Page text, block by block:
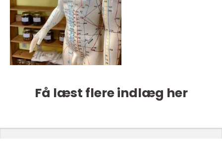
Få læst flere indlæg her